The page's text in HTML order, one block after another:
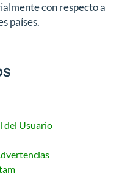
con respecto a
países.
del Usuario